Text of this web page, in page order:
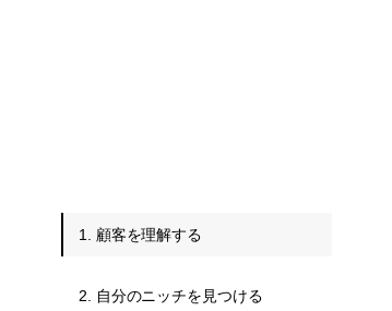
1. 顧客を理解する
2. 自分のニッチを見つける